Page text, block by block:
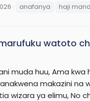
anafanya haji
watoto
muda huu, Ama
makazini na
wizara ya elimu, No